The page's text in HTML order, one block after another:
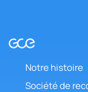
Notre histoire
Société de